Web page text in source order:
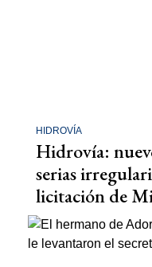
HIDROVÍA
Hidrovía:
serias
licitación de